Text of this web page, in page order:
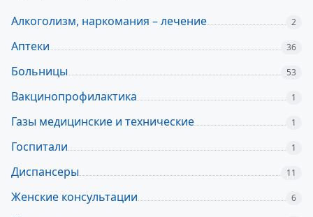
Алкоголизм, наркомания – лечение 2
Аптеки 36
Больницы 53
Вакцинопрофилактика 1
Газы медицинские и технические 1
Госпитали 1
Диспансеры 11
Женские консультации 6